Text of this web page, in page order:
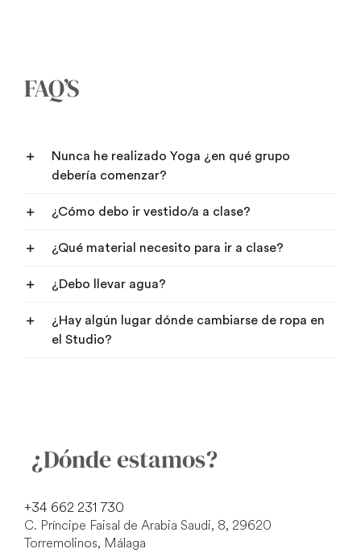
FAQ’S
Nunca he realizado Yoga ¿en qué grupo
debería comenzar?
¿Cómo debo ir vestido/a a clase?
¿Qué material necesito para ir a clase?
¿Debo llevar agua?
¿Hay algún lugar dónde cambiarse de ropa en
el Studio?
¿Dónde estamos?
+34 662231 730
C. Príncipe Faisal de Arabia Saudi, 8, 29620
Torremolinos, Málaga